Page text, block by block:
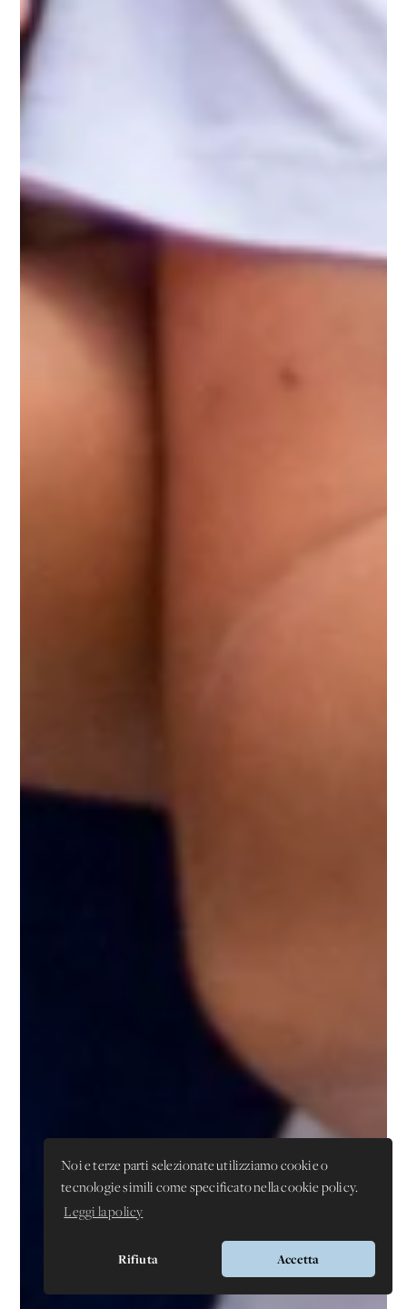
Noi e terze parti selezionate utilizziamo cookie o
tecnologie simili come specificato nella cookie policy.
Leggi la policy
Rifiuta Accetta